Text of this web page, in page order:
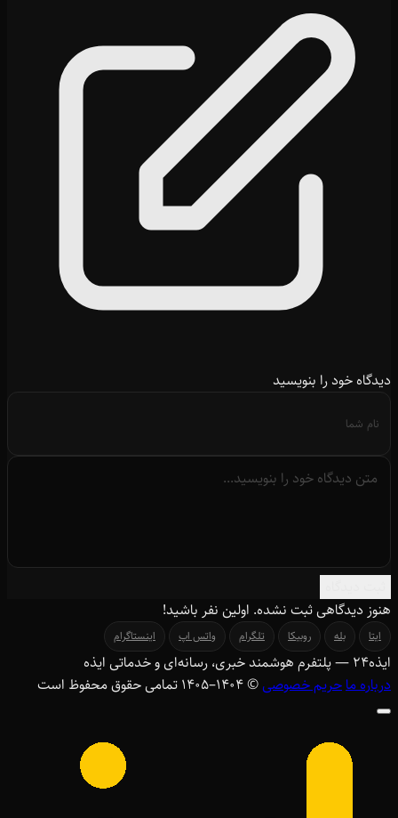
دیدگاه خود را بنویسید
هنوز دیدگاهی ثبت نشده. اولین نفر باشید!
ایتا بله روبیکا تلگرام واتس اپ اینستاگرام
ایذه۲۴ — پلتفرم هوشمند خبری، رسانه‌ای و خدماتی ایذه
درباره ماحریم خصوصی© ۱۴۰۴–1405 تمامی حقوق محفوظ است